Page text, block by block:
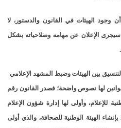
الهيئات في القانون والدستور، لا
سيجرى الإعلان عن مهامه وصلاحياته بشكل
بين الهيئات وضبط المشهد الإعلامي
لها نصوص واضحة؛ فصدر القانون رقم
الوطنية للإعلام، وأولى لها إدارة شؤون الإعلام
الرسمي والقانون 179 لسنة 2018 بإنشاء الهيئة الوطنية للصحافة، والذي أولى